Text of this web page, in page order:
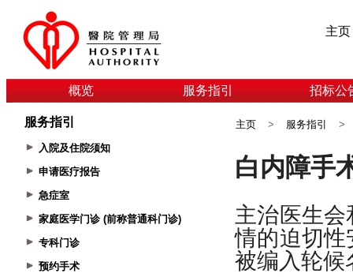
主页
概览 服务指引 招标公
服务指引
入院及住院须知
申请医疗报告
急症室
家庭医学门诊 (前称普通科门诊)
专科门诊
预约手术
主页 > 服务指引 >